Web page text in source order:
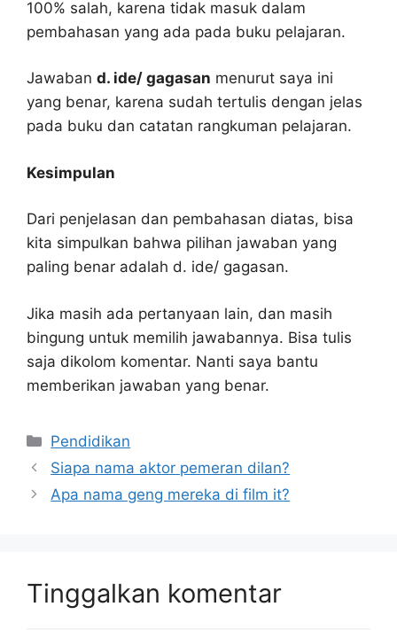
100% salah, karena tidak masuk dalam
pembahasan yang ada pada buku pelajaran.
Jawaban d. ide/ gagasan menurut saya ini
yang benar, karena sudah tertulis dengan jelas
pada buku dan catatan rangkuman pelajaran.
Kesimpulan
Dari penjelasan dan pembahasan diatas, bisa
kita simpulkan bahwa pilihan jawaban yang
paling benar adalah d. ide/ gagasan.
Jika masih ada pertanyaan lain, dan masih
bingung untuk memilih jawabannya. Bisa tulis
saja dikolom komentar. Nanti saya bantu
memberikan jawaban yang benar.
Kategori
Pendidikan
Siapa nama aktor pemeran dilan?
Apa nama geng mereka di film it?
Tinggalkan komentar